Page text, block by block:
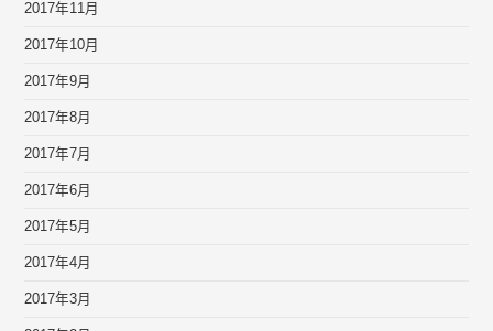
2017年11月
2017年10月
2017年9月
2017年8月
2017年7月
2017年6月
2017年5月
2017年4月
2017年3月